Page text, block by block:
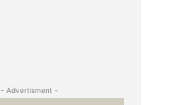
- Advertisment -